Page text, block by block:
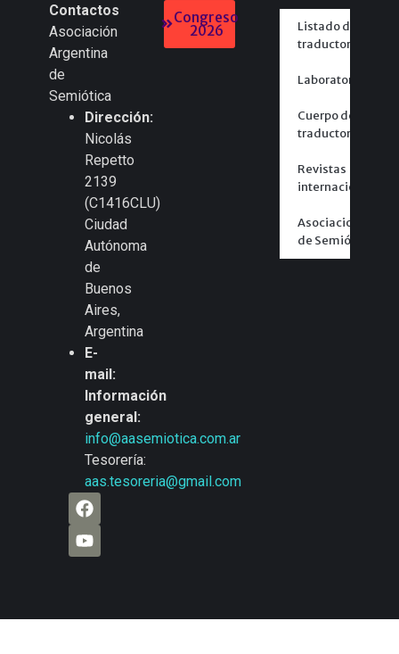
Contactos
Asociación
Argentina
de
Semiótica
Dirección:
Nicolás
Repetto
2139
(C1416CLU)
Ciudad
Autónoma
de
Buenos
Aires,
Argentina
E-
mail:
Información
general:
info@aasemiotica.com.ar
Tesorería:
aas.tesoreria@gmail.com
Congreso
2026
Listado de
traductores
Laboratorios
Cuerpo de
traductores
Revistas
internacionales
Asociaciones
de Semiótica